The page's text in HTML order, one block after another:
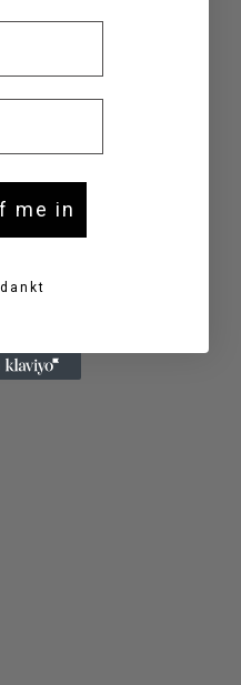
me in